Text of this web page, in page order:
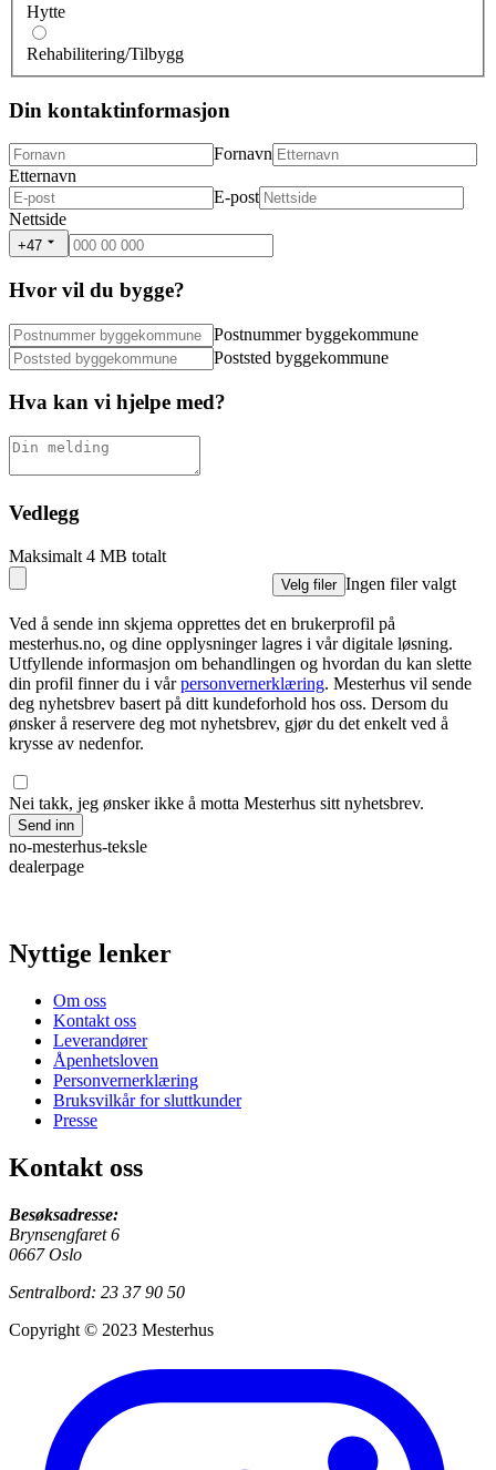
Hytte
Rehabilitering/Tilbygg
Din kontaktinformasjon
Fornavn
Etternavn
E-post
Nettside
+47
Hvor vil du bygge?
Postnummer byggekommune
Poststed byggekommune
Hva kan vi hjelpe med?
Vedlegg
Maksimalt 4 MB totalt
Velg filer Ingen filer valgt
Ved å sende inn skjema opprettes det en brukerprofil på
mesterhus.no, og dine opplysninger lagres i vår digitale løsning.
Utfyllende informasjon om behandlingen og hvordan du kan slette
din profil finner du i vår personvernerklæring. Mesterhus vil sende
deg nyhetsbrev basert på ditt kundeforhold hos oss. Dersom du
ønsker å reservere deg mot nyhetsbrev, gjør du det enkelt ved å
krysse av nedenfor.
Nei takk, jeg ønsker ikke å motta Mesterhus sitt nyhetsbrev.
Send inn
no-mesterhus-teksle
dealerpage
Nyttige lenker
Om oss
Kontakt oss
Leverandører
Åpenhetsloven
Personvernerklæring
Bruksvilkår for sluttkunder
Presse
Kontakt oss
Besøksadresse:
Brynsengfaret 6
0667 Oslo
Sentralbord: 23 37 90 50
Copyright © 2023 Mesterhus